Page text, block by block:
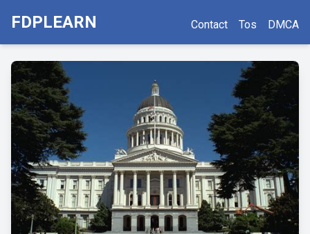
FDPLEARN Contact Tos DMCA